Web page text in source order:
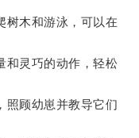
木和游泳，可以在
灵巧的动作，轻松
顾幼崽并教导它们